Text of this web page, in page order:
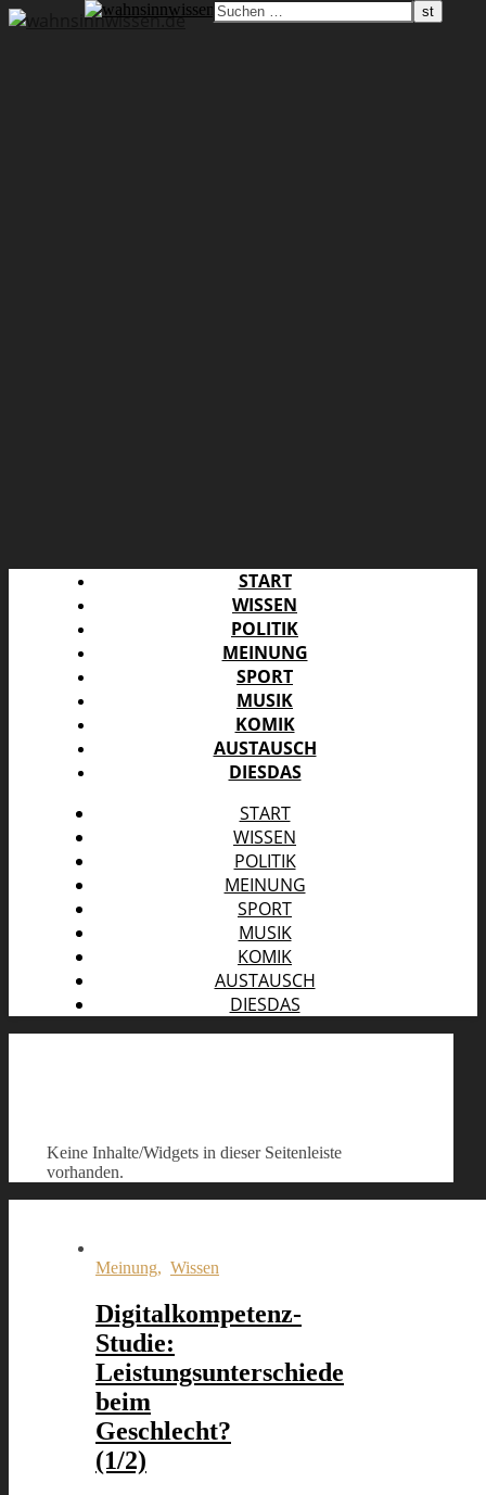
START
WISSEN
POLITIK
MEINUNG
SPORT
MUSIK
KOMIK
AUSTAUSCH
DIESDAS
START
WISSEN
POLITIK
MEINUNG
SPORT
MUSIK
KOMIK
AUSTAUSCH
DIESDAS
Keine Inhalte/Widgets in dieser Seitenleiste
vorhanden.
Meinung, Wissen
Digitalkompetenz-
Studie:
Leistungsunterschiede
beim
Geschlecht?
(1/2)